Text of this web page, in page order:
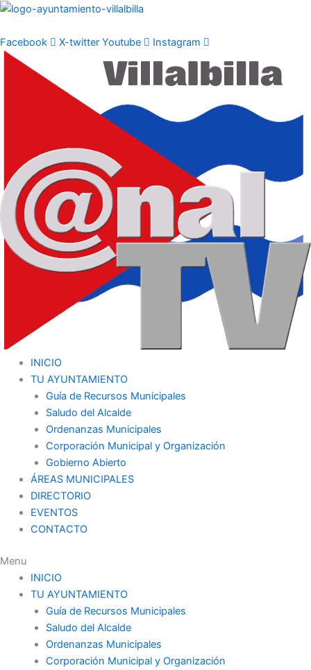
Ir
contenido
Facebook X-twitter Youtube Instagram
INICIO
TU AYUNTAMIENTO
Guía de Recursos Municipales
Saludo del Alcalde
Ordenanzas Municipales
Corporación Municipal y Organización
Gobierno Abierto
ÁREAS MUNICIPALES
DIRECTORIO
EVENTOS
CONTACTO
Menu
INICIO
TU AYUNTAMIENTO
Guía de Recursos Municipales
Saludo del Alcalde
Ordenanzas Municipales
Corporación Municipal y Organización